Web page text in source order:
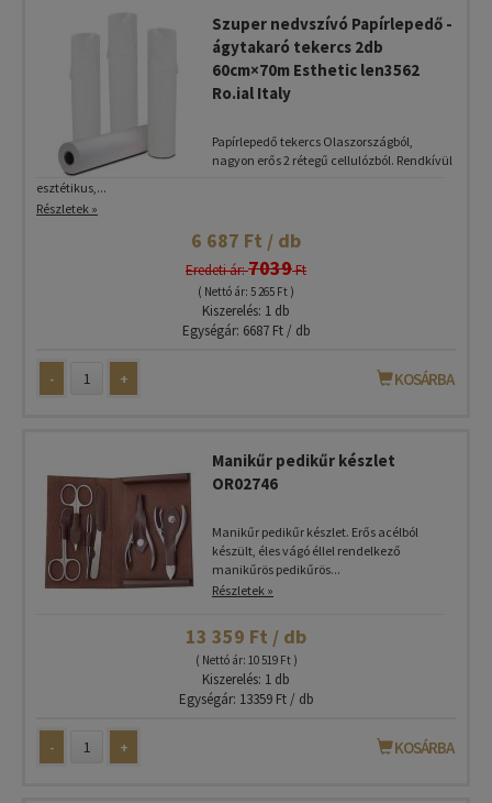
Szuper nedvszívó Papírlepedő -
ágytakaró tekercs 2db
60cm×70m Esthetic len3562
Ro.ial Italy
Papírlepedő tekercs Olaszországból,
nagyon erős 2 rétegű cellulózból. Rendkívül
esztétikus,...
Részletek »
6 687 Ft / db
Eredeti ár:7039Ft
( Nettó ár: 5 265 Ft )
Kiszerelés: 1 db
Egységár: 6687 Ft / db
- + KOSÁRBA
Manikűr pedikűr készlet
OR02746
Manikűr pedikűr készlet. Erős acélból
készült, éles vágó éllel rendelkező
manikűrös pedikűrös...
Részletek »
13 359 Ft / db
( Nettó ár: 10 519 Ft )
Kiszerelés: 1 db
Egységár: 13359 Ft / db
- + KOSÁRBA